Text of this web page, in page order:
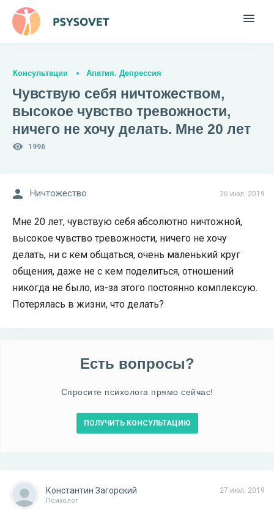
Консультации Апатия. Депрессия
Чувствую себя ничтожеством,
высокое чувство тревожности,
ничего не хочу делать. Мне 20 лет
1996
26 июл. 2019
Ничтожество
Мне 20 лет, чувствую себя абсолютно ничтожной,
высокое чувство тревожности, ничего не хочу
делать, ни с кем общаться, очень маленький круг
общения, даже не с кем поделиться, отношений
никогда не было, из-за этого постоянно комплексую.
Потерялась в жизни, что делать?
Есть вопросы?
Спросите психолога прямо сейчас!
ПОЛУЧИТЬ КОНСУЛЬТАЦИЮ
27 июл. 2019
Константин Загорский
Психолог